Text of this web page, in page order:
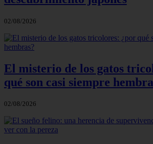
02/08/2026
El misterio de los gatos
qué son casi siempre
02/08/2026